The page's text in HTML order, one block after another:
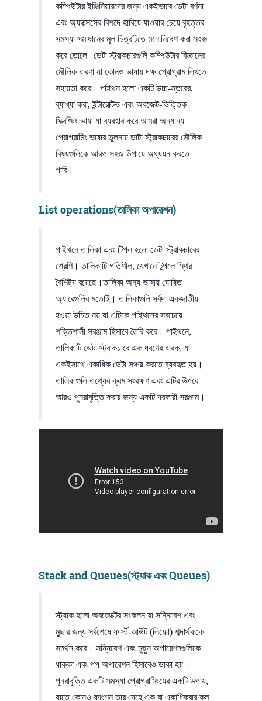
কম্পিউটার ইঞ্জিনিয়ারদের জন্য একইভাবে ডেটা বর্ণনা
এবং অ্যাক্সেসের বিশদে হারিয়ে যাওয়ার চেয়ে বৃহত্তর
সমস্যা সমাধানের মূল চিত্রটিতে মনোনিবেশ করা সহজ
করে তোলে।ডেটা স্ট্রাকচারগুলি কম্পিউটার বিজ্ঞানের
মৌলিক ধারণা যা কোনও ভাষায় দক্ষ প্রোগ্রাম লিখতে
সহায়তা করে। পাইথন হলো একটি উচ্চ-স্তরের,
ব্যাখ্যা করা, ইন্টারেক্টিভ এবং অবজেক্ট-ভিত্তিক
স্ক্রিপ্টিং ভাষা যা ব্যবহার করে আমরা অন্যান্য
প্রোগ্রামিং ভাষার তুলনায় ডাটা স্ট্রাকচারের মৌলিক
বিষয়গুলিকে আরও সহজ উপায়ে অধ্যয়ন করতে
পারি।
List operations(তালিকা অপারেশন)
পাইথনে তালিকা এবং টিপল হলো ডেটা স্ট্রাকচারের
শ্রেণি। তালিকাটি গতিশীল, যেখানে টুপলে স্থির
বৈশিষ্ট্য রয়েছে।তালিকা অন্য ভাষায় ঘোষিত
অ্যারেগুলির মতোই। তালিকাগুলি সর্বদা একজাতীয়
হওয়া উচিত নয় যা এটিকে পাইথনের সবচেয়ে
শক্তিশালী সরঞ্জাম হিসাবে তৈরি করে। পাইথনে,
তালিকাটি ডেটা স্ট্রাকচারে এক ধরণের ধারক, যা
একইসাথে একাধিক ডেটা সঞ্চয় করতে ব্যবহৃত হয়।
তালিকাগুলি তথ্যের ক্রম সংরক্ষণ এবং এটির উপরে
আরও পুনরাবৃত্তি করার জন্য একটি দরকারী সরঞ্জাম।
Stack and Queues(স্ট্যাক এবং Queues)
স্ট্যাক হলো অবজেক্টের সংকলন যা সন্নিবেশ এবং
মুছার জন্য সর্বশেষে ফার্স্ট-আউট (লিফো) শব্দার্থককে
সমর্থন করে। সন্নিবেশ এবং মুছুন অপারেশনগুলিকে
ধাক্কা এবং পপ অপারেশন হিসাবেও ডাকা হয়।
পুনরাবৃত্তি একটি সমস্যা প্রোগ্রামিংয়ের একটি উপায়,
যাতে কোনও ফাংশন তার দেহে এক বা একাধিকবার কল